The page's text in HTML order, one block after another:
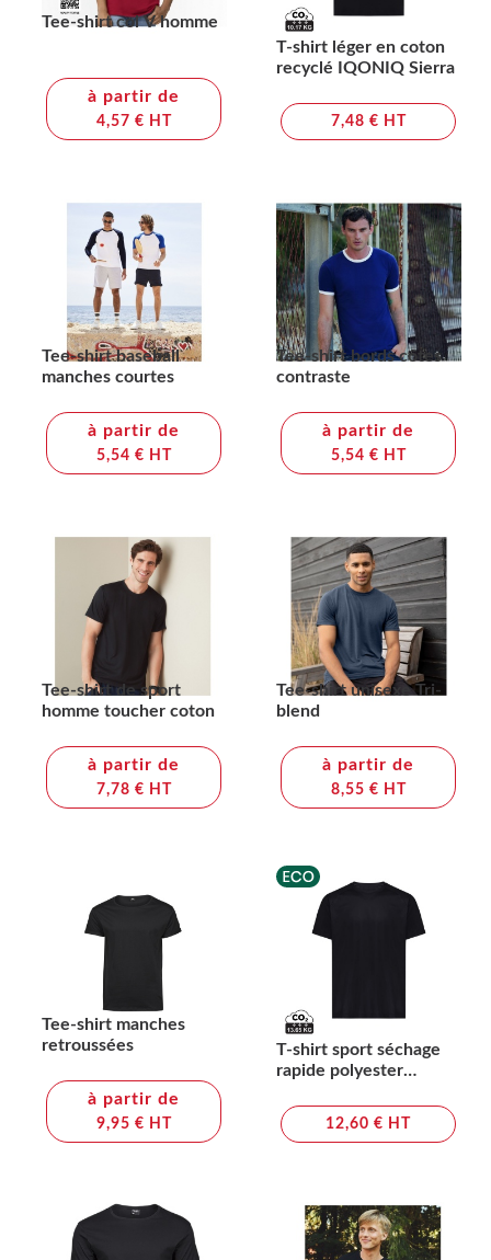
Tee-shirt col V homme
à partir de
4,57 € HT
T-shirt léger en coton
recyclé IQONIQ Sierra
7,48 € HT
Tee-shirt baseball
manches courtes
à partir de
5,54 € HT
Tee-shirt bords côtes
contraste
à partir de
5,54 € HT
Tee-shirt de sport
homme toucher coton
à partir de
7,78 € HT
Tee-shirt unisexe Tri-
blend
à partir de
8,55 € HT
Tee-shirt manches
retroussées
à partir de
9,95 € HT
T-shirt sport séchage
rapide polyester
12,60 € HT